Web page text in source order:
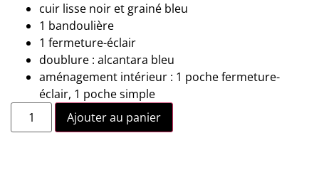
cuir lisse noir et grainé bleu
1 bandoulière
1 fermeture-éclair
doublure : alcantara bleu
aménagement intérieur : 1 poche fermeture-
éclair, 1 poche simple
Ajouter au panier